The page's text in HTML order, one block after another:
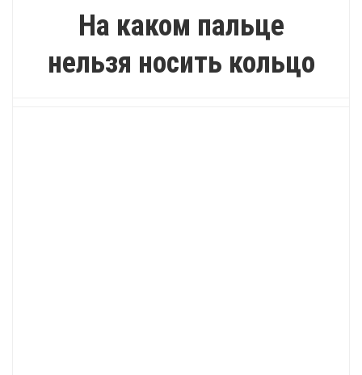
На каком пальце
нельзя носить кольцо